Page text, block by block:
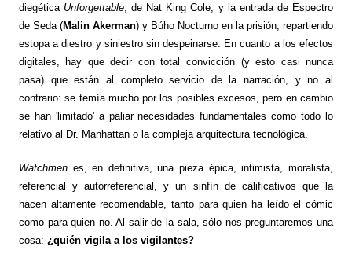
diegética Unforgettable , de Nat King Cole, y la entrada de Espectro
de Seda (Malin Akerman) y Búho Nocturno en la prisión, repartiendo
estopa a diestro y siniestro sin despeinarse. En cuanto a los efectos
digitales, hay que decir con total convicción (y esto casi nunca
pasa) que están al completo servicio de la narración, y no al
contrario: se temía mucho por los posibles excesos, pero en cambio
se han 'limitado' a paliar necesidades fundamentales como todo lo
relativo al Dr. Manhattan o la compleja arquitectura tecnológica.
Watchmenes, en definitiva, una pieza épica, intimista, moralista,
referencial y autorreferencial, y un sinfín de calificativos que la
hacen altamente recomendable, tanto para quien ha leído el cómic
como para quien no. Al salir de la sala, sólo nos preguntaremos una
cosa: ¿quién vigila a los vigilantes?